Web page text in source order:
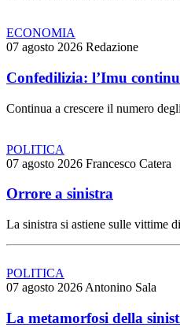
ECONOMIA
07 agosto 2026 Redazione
Confedilizia: l’Imu
Continua a crescere il numero
POLITICA
07 agosto 2026 Francesco Catera
Orrore a sinistra
La sinistra si astiene sulle vittime
POLITICA
07 agosto 2026 Antonino Sala
La metamorfosi della